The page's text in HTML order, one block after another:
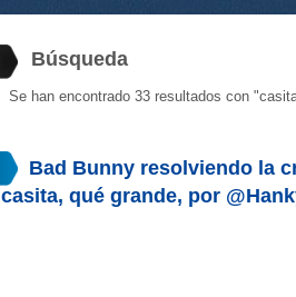
Búsqueda
Se han encontrado 33 resultados con
Bad Bunny resolviendo la
casita, qué grande, por